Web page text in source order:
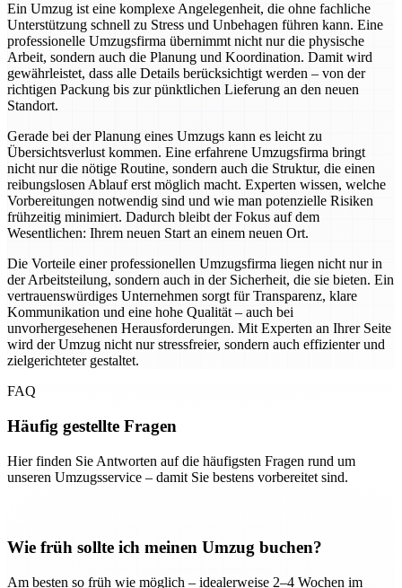
Ein Umzug ist eine komplexe Angelegenheit, die ohne fachliche
Unterstützung schnell zu Stress und Unbehagen führen kann. Eine
professionelle Umzugsfirma übernimmt nicht nur die physische
Arbeit, sondern auch die Planung und Koordination. Damit wird
gewährleistet, dass alle Details berücksichtigt werden – von der
richtigen Packung bis zur pünktlichen Lieferung an den neuen
Standort.
Gerade bei der Planung eines Umzugs kann es leicht zu
Übersichtsverlust kommen. Eine erfahrene Umzugsfirma bringt
nicht nur die nötige Routine, sondern auch die Struktur, die einen
reibungslosen Ablauf erst möglich macht. Experten wissen, welche
Vorbereitungen notwendig sind und wie man potenzielle Risiken
frühzeitig minimiert. Dadurch bleibt der Fokus auf dem
Wesentlichen: Ihrem neuen Start an einem neuen Ort.
Die Vorteile einer professionellen Umzugsfirma liegen nicht nur in
der Arbeitsteilung, sondern auch in der Sicherheit, die sie bieten. Ein
vertrauenswürdiges Unternehmen sorgt für Transparenz, klare
Kommunikation und eine hohe Qualität – auch bei
unvorhergesehenen Herausforderungen. Mit Experten an Ihrer Seite
wird der Umzug nicht nur stressfreier, sondern auch effizienter und
zielgerichteter gestaltet.
FAQ
Häufig gestellte Fragen
Hier finden Sie Antworten auf die häufigsten Fragen rund um
unseren Umzugsservice – damit Sie bestens vorbereitet sind.
Wie früh sollte ich meinen Umzug buchen?
Am besten so früh wie möglich – idealerweise 2–4 Wochen im